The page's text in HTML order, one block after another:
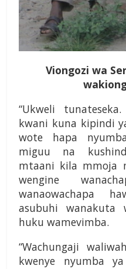
Viongozi wa
“Ukweli
kwani kuna kipindi
wote hapa
miguu na
mtaani kila mmoja
wengine
wanaowachapa
asubuhi wanakuta
huku wamevimba.
“Wachungaji
kwenye nyumba